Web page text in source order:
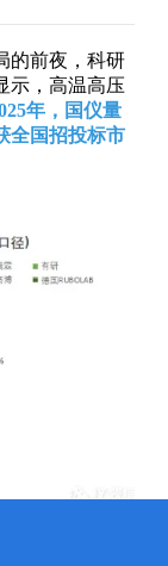
的前夜，科研
示，高温高压
年，国仪量
全国招投标市
点击底部链接